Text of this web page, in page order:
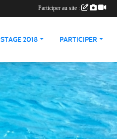
STAGE 2018 PARTICIPER
Participer au site :